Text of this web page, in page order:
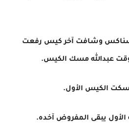
وشافت آخر كيس رفعت
عبدالله مسك الكيس.
الكيس الأول.
الأول يبقى المفروض آخده.